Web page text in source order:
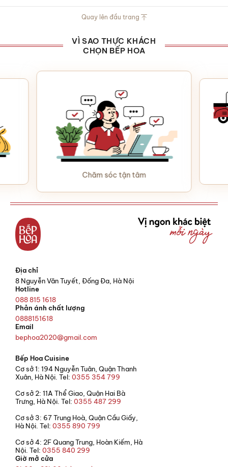
Quay lên đầu trang
VÌ SAO THỰC KHÁCH
CHỌN BẾP HOA
Chăm sóc tận tâm
Địa chỉ
8 Nguyễn Văn Tuyết, Đống Đa, Hà Nội
Hotline
088 815 1618
Phản ánh chất lượng
0888151618
Email
bephoa2020@gmail.com
Bếp Hoa Cuisine
Cơ sở 1: 194 Nguyễn Tuân, Quận Thanh
Xuân, Hà Nội. Tel: 0355 354 799
Cơ sở 2: 11A Thể Giao, Quận Hai Bà
Trưng, Hà Nội. Tel: 0355 487 299
Cơ sở 3: 67 Trung Hoà, Quận Cầu Giấy,
Hà Nội. Tel: 0355 890 799
Cơ sở 4: 2F Quang Trung, Hoàn Kiếm, Hà
Nội. Tel: 0355 840 299
Giờ mở cửa